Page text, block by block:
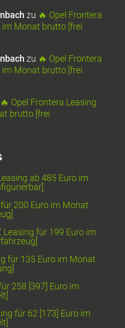
zu 🔥 Opel Frontera
im Monat brutto [frei
zu 🔥 Opel Frontera
im Monat brutto [frei
🔥 Opel Frontera Leasing
brutto [frei
ab 485 Euro im
200 Euro im Monat
Leasing für 199 Euro im
für 135 Euro im Monat
258 [397] Euro im
für 62 [173] Euro im